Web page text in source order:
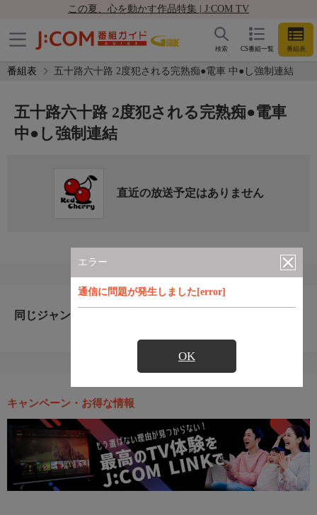
この夏、心を動かす作品特集 | J:COM TV
CS番組一覧 番組表
検索
番組表 五十路六十路 2度犯される完熟痴●電車 中●し強制連結
エラー
通信に問題が発生しました[error]
OK
五十路六十路 2度犯される完熟痴●電車
中●し強制連結
直近の放送予定はありません
同じジャンルのおすすめ番組
キャンペーン・お得な情報